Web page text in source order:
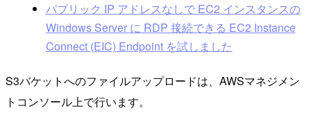
パブリック IP アドレスなしで EC2 インスタンスの
Windows Server に RDP 接続できる EC2 Instance
Connect (EIC) Endpoint を試しました
S3バケットへのファイルアップロードは、AWSマネジメン
トコンソール上で行います。